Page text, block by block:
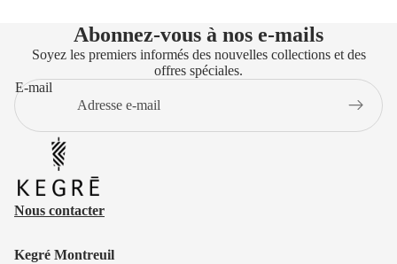
Abonnez-vous à nos e-mails
Soyez les premiers informés des nouvelles collections et des
offres spéciales.
E-mail
Nous contacter
Kegré Montreuil